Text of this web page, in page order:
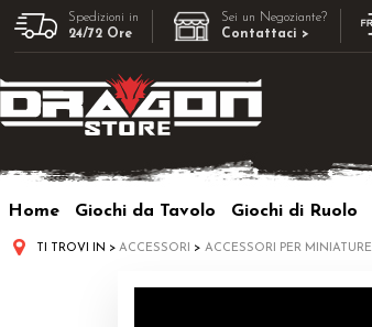
Spedizioni in
24/72 Ore
Sei un Negoziante?
Contattaci >
Home Giochi da Tavolo Giochi di Ruolo
TI TROVI IN ACCESSORI ACCESSORI PER MINIATURE